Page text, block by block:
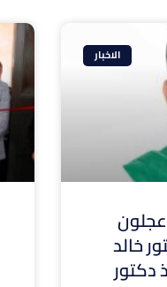
الاخبار
خالد
دكتور